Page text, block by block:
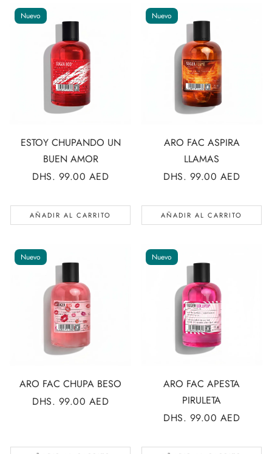
Nuevo
ESTOY CHUPANDO UN
BUEN AMOR
PRECIO
DHS. 99.00 AED
AÑADIR AL CARRITO
Nuevo
ARO FAC ASPIRA
LLAMAS
PRECIO
DHS. 99.00 AED
AÑADIR AL CARRITO
Nuevo
ARO FAC CHUPA BESO
PRECIO
DHS. 99.00 AED
Nuevo
ARO FAC APESTA
PIRULETA
PRECIO
DHS. 99.00 AED